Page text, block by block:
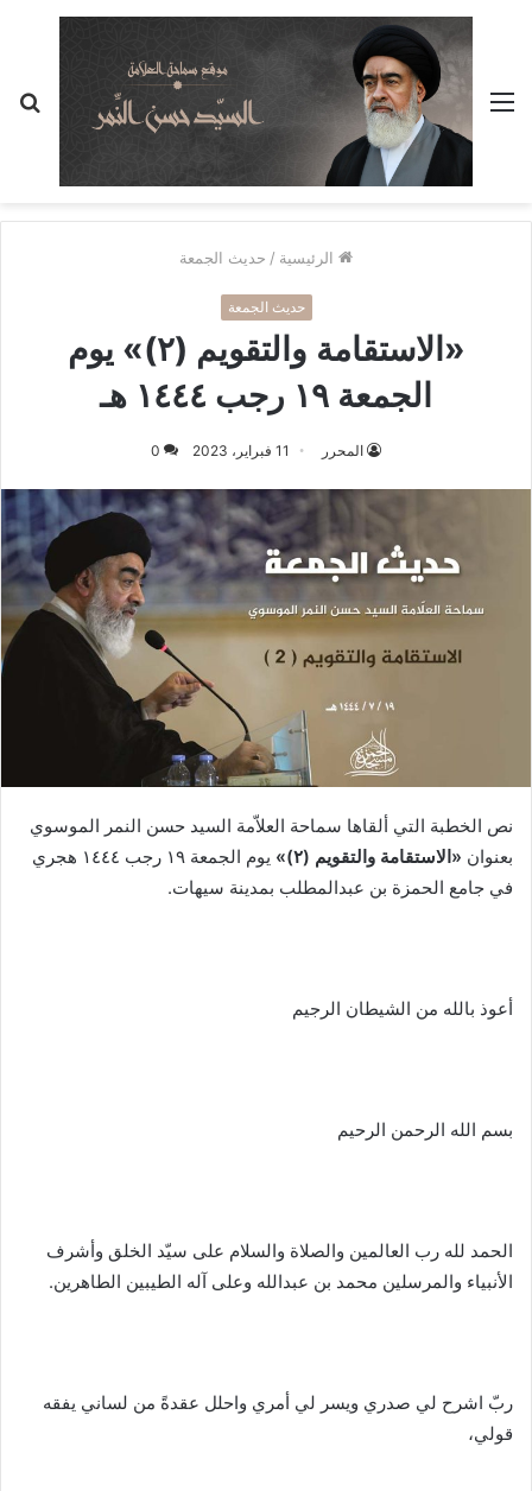
القائمة
الرئيسية / حديث الجمعة
حديث الجمعة
«الاستقامة والتقويم (٢)» يوم
الجمعة ١٩ رجب ١٤٤٤ هـ
المحرر 11 فبراير، 2023 0
نص الخطبة التي ألقاها سماحة العلاّمة السيد حسن النمر الموسوي
بعنوان «الاستقامة والتقويم (٢)»
يوم الجمعة ١٩ رجب ١٤٤٤ هجري
في جامع الحمزة بن عبدالمطلب بمدينة سيهات.
أعوذ بالله من الشيطان الرجيم
بسم الله الرحمن الرحيم
الحمد لله رب العالمين والصلاة والسلام على سيّد الخلق وأشرف
الأنبياء والمرسلين محمد بن عبدالله وعلى آله الطيبين الطاهرين.
ربّ اشرح لي صدري ويسر لي أمري واحلل عقدةً من لساني يفقه
قولي،